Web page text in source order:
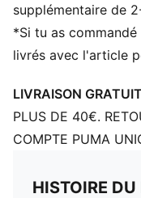
Fermeture en lacets
Logo PUMA sur la
Logo PUMA sur le
Bande PUMA
Logo PUMA sur le
supplémentaire de
*Si tu as
livrés avec l'article
LIVRAISON
PLUS DE 40€.
COMPTE PUMA
HISTOIRE